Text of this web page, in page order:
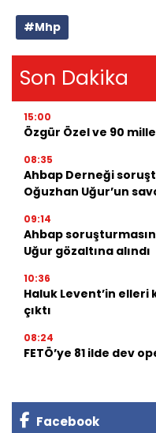
#Mhp
Son Dakika
15:00
Özgür Özel ve 90
08:35
Ahbap Derneği
Oğuzhan Uğur’un
09:14
Ahbap
Uğur gözaltına alındı
10:36
Haluk Levent’in
çıktı
08:24
FETÖ’ye 81 ilde dev
Facebook